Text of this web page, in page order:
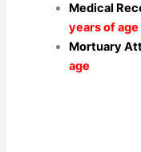
Medical
years of age
Mortuary
age